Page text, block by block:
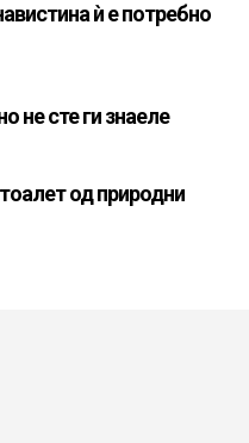
ѝ е потребно
не сте ги знаеле
од природни